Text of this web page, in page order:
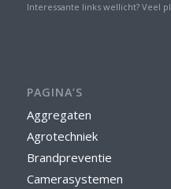
Interessante links wellicht? Veel
PAGINA’S
Aggregaten
Agrotechniek
Brandpreventie
Camerasystemen